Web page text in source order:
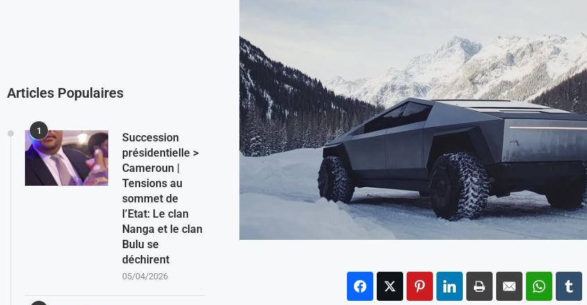
Articles Populaires
1
Succession
présidentielle >
Cameroun |
Tensions au
sommet de
l’Etat: Le clan
Nanga et le clan
Bulu se
déchirent
05/04/2026